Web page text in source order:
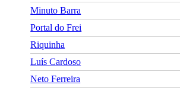
Minuto Barra
Portal do Frei
Riquinha
Luís Cardoso
Neto Ferreira